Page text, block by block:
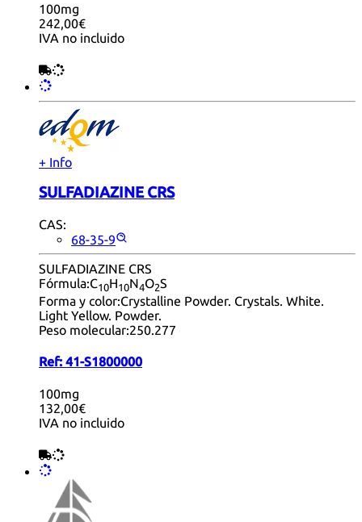
100mg
242,00€
IVA no incluido
+ Info
SULFADIAZINE CRS
CAS:
68-35-9
SULFADIAZINE CRS
Fórmula:C10H10N4O2S
Forma y color:Crystalline Powder. Crystals. White.
Light Yellow. Powder.
Peso molecular:250.277
Ref: 41-S1800000
100mg
132,00€
IVA no incluido